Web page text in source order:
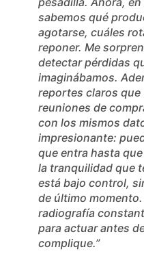
sabemos qué
agotarse, cuáles
reponer. Me
detectar pérdidas
imaginábamos.
reportes claros que
reuniones de
con los mismos
impresionante:
que entra hasta
la tranquilidad que
está bajo control,
de último
radiografía
para actuar antes
complique.”